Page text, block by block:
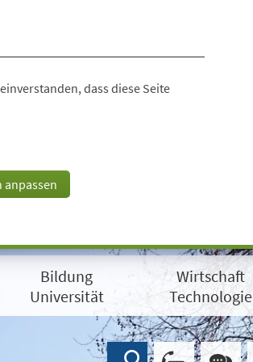
dass diese Seite
anpassen
Bildung
Universität
Wirtschaft
Technologie